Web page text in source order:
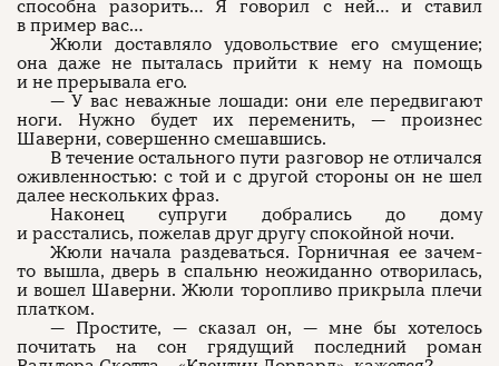
способна разорить… Я говорил с ней… и ставил
в пример вас…
Жюли доставляло удовольствие его смущение;
она даже не пыталась прийти к нему на помощь
и не прерывала его.
— У вас неважные лошади: они еле передвигают
ноги. Нужно будет их переменить, — произнес
Шаверни, совершенно смешавшись.
В течение остального пути разговор не отличался
оживленностью: с той и с другой стороны он не шел
далее нескольких фраз.
Наконец супруги добрались до дому
и расстались, пожелав друг другу спокойной ночи.
Жюли начала раздеваться. Горничная ее зачем-
то вышла, дверь в спальню неожиданно отворилась,
и вошел Шаверни. Жюли торопливо прикрыла плечи
платком.
— Простите, — сказал он, — мне бы хотелось
почитать на сон грядущий последний роман